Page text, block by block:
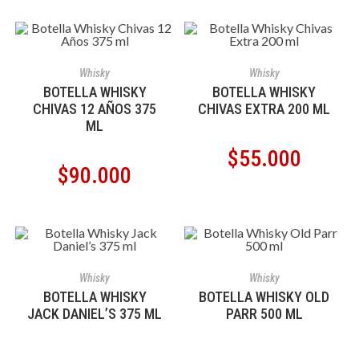
Whisky
BOTELLA WHISKY
CHIVAS 12 AÑOS 375
ML
$90.000
Whisky
BOTELLA WHISKY
CHIVAS EXTRA 200 ML
$55.000
Whisky
BOTELLA WHISKY
JACK DANIEL’S 375 ML
Whisky
BOTELLA WHISKY OLD
PARR 500 ML